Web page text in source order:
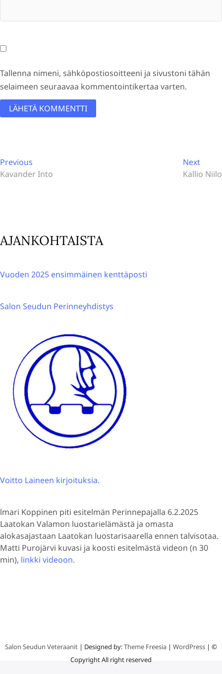
Tallenna nimeni, sähköpostiosoitteeni ja sivustoni tähän
selaimeen seuraavaa kommentointikertaa varten.
t
e
i
Artikkelien
selaus
Previous
post:
Kavander Into
NextNext
post:
Kallio Niilo
AJANKOHTAISTA
Vuoden 2025 ensimmäinen kenttäposti
Salon Seudun Perinneyhdistys
Voitto Laineen kirjoituksia.
lmari Koppinen piti esitelmän Perinnepajalla 6.2.2025
Laatokan Valamon luostarielämästä ja omasta
alokasajastaan Laatokan luostarisaarella ennen talvisotaa.
Matti Purojärvi kuvasi ja koosti esitelmästä videon (n 30
min), linkki videoon.
Salon Seudun Veteraanit | Designed by:Theme Freesia | WordPress | ©
Copyright All right reserved